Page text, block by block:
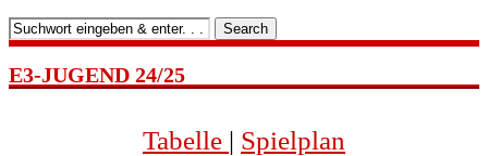
Search
E3-JUGEND 24/25
Tabelle | Spielplan